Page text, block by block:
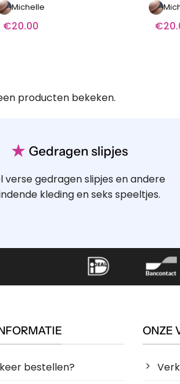
Michelle
€20.00 €
producten bekeken.
★ Gedragen slipjes
verse gedragen slipjes en andere
kleding en seks speeltjes.
bestellen?
ONZE